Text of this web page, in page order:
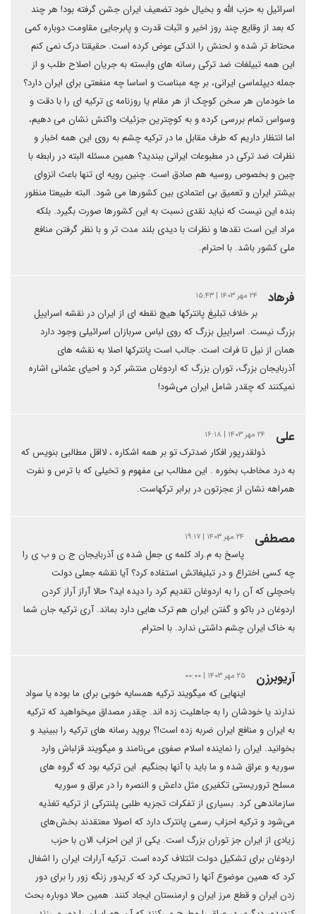
اسرائیل به حزب الله و بخیال خود تضعیف ایران جشن گرفته بود! هر چند
که بعد از وقایع چند روز اخیر و اثبات قدرت و پابرجایی مقاومت دوباره کمی
محتاط تر شده و لحنش را اندکی عوض کرده است. حقیقتا درک نمی کنم
این همه تبیلغات ضد ترکی رسانه های وابسته به جریان اصلاح طلب و از
جمله دیپلماسی ایرانی، بر چه مبناست و اساسا چه منفعتی برای ایران دارد؟
ما خودمان هر سخن کوچک از هر مقام یا روزنامه ی ترکیه ای را با دقت و
وسواس تمام بررسی کرده و به کوچترین جزئیات واکنش نشان می دهیم،
اما انتظار داریم که طرف مقابل ما در ترکیه چشم به روی این همه اخبار و
نظرات ضد ترکی در مطبوعات ایرانی ببندید؟ همین مسئله البته در رابطه با
چین و بخصوص روسیه هم صادق است. چنین رویه ای تنها باعث انزوای
بیشتر ایران و تعمیق بی اعتمادی بین کشورها می شود. البته طبیعتا منظور
بنده این نیست که نباید نقدی نسبت به این کشورها صورت بگیرد. بلکه
مراد این است نقدها و نظرات با دیدی بلند مدت تر و با نظر گرفتن منافع
ملی کشور باشد. با احترام.
فرهاد ۲۴ مهر ۱۴۰۳ | ۱۵:۴۳
بر خلاف تبلیغ پانتر‌کها هیچ نقطه ای از ایران در نقشه اسراییل
بزرگ نیست. اسراییل بزرگ که روی لباس سربازان اسرائیلی وجود دارد
همان از نیل تا فرات است. جالب است پانترکها اصلا به نقشه های
آذربایجان بزرگ، توران بزرگ که اردوغان منتشر کرد و احیای عثمانی اشاره
نمیکنند که چقدر شامل ایران می‌شود!
علی ۲۴ مهر ۱۴۰۳ | ۱۶:۱۸
ذولقدرپور افکار ضدترک تو بر همه اشکاره ، لااقل مطالبی بنویس که
به درد مخاطب بخوره . این مطالب بی مفهوم و تخیلی که با ترس و نفرت
همراهه نشان از عجزتون در برابر ترکهاست.
مصطفی ۲۴ مهر ۱۴۰۳ | ۱۹:۱۷
پاسخ به م.راد کلمه ی جعل شده ی آذربایجان ج ن و ب ی را
چه کسی اختراع و در تبلیغاتش استفاده کرد؟ آیا نقشه جعلی دولت
باحچلی که آن را به اردوغان تقدیم کرد را دیده اید؟ حالا آراز آراز کردن
اردوغان در باکو و گفتن ایران هم ترک هایی دارد بماند. آری ترکیه جان شما
به خاک ایران چشم داشتی ندارد. با احترام.
آریوبرزن ۲۵ مهر ۱۴۰۳ | ۰۰:۰۰
اینهایی که میگویند ترکیه همسایه خوبی برای ما بوده یا سواد
ندارند یا خودشان را به جاهلیت زده اند. چقدر مصداق میخواهید که ترکیه
به ایران و منافع ایران ضربه زده است!؟ بروید رسانه های ترکیه را ببینید و
بخوانید. ایران را نماینده اسلام صفوی می‌نامند و میگویند قزلباش وارد
سوریه و عراق شده و ما باید با آنها بجنگیم. این ترکیه بود که گروه های
مسلح تروریستی تکفیری مثل داعش و النصره را در عراق و سوریه
سازماندهی کرد. بسیاری از تفکرات تجزیه طلبی پلنترکی از ترکیه تغذیه
می‌شود و ترکیه احزاب رسمی پانترک دارد که اصولا معتقدند بخش‌های
زیادی از ایران جز توران بزرگ است. یکی از این احزاب الان با حزب
اردوغان برای تشکیل دولت ائتلاف کرده است. ترکیه آرارات ایران را اشغال
کرد که همین موضوع آنها را تحریک کرد که کریدور زنگه زور را برای دور
زدن ایران و قطع مرز ایران و ارمنستان ایجاد کنند. همین حالا دوباره بحث